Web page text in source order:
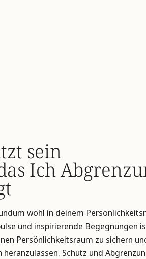
sein
Ich
wohl in deinem
und inspirierende Begegnungen
Persönlichkeitsraum zu sichern
heranzulassen. Schutz und